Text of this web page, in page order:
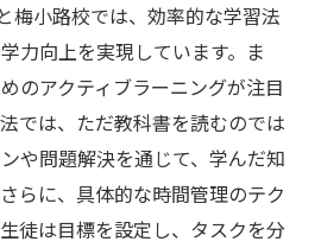
梅小路校では、効率的な学習法
力向上を実現しています。ま
のアクティブラーニングが注目
では、ただ教科書を読むのでは
や問題解決を通じて、学んだ知
らに、具体的な時間管理のテク
徒は目標を設定し、タスクを分